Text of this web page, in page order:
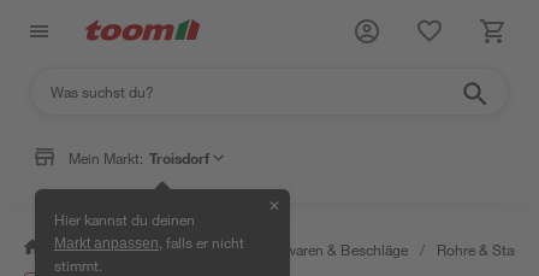
Mein Markt: Troisdorf
Hier kannst du deinen
Markt anpassen , falls er nicht
stimmt.
✕
/ Werkstatt & Maschinen / Eisenwaren & Beschläge / Rohre &